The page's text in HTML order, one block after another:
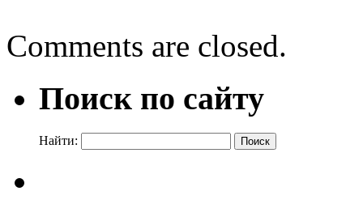
Comments are closed.
Поиск по сайту
Найти: